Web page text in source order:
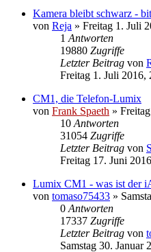
Kamera bleibt schwarz -
von Reja » Freitag 1. Juli
1 Antworten
19880 Zugriffe
Letzter Beitrag von
Freitag 1. Juli 2016,
CM1, die Telefon-Lumix
von Frank Spaeth »
10 Antworten
31054 Zugriffe
Letzter Beitrag von
Freitag 17. Juni
Lumix CM1 - was ist der
von tomaso75433 »
0 Antworten
17337 Zugriffe
Letzter Beitrag von
Samstag 30. Januar